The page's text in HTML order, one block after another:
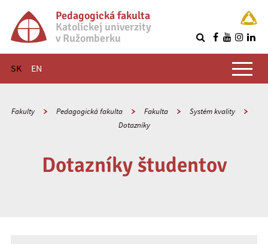
Pedagogická fakulta
Katolíckej univerzity
v Ružomberku
SK EN
Hlavné menu
Fakulty Pedagogická fakulta Fakulta
Systém kvality
Dotazníky
Dotazníky študentov